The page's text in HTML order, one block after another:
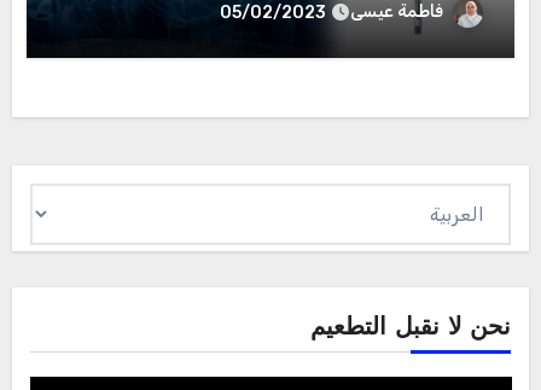
فاطمة عيسى 05/02/2023
نحن لا نقبل التطعيم